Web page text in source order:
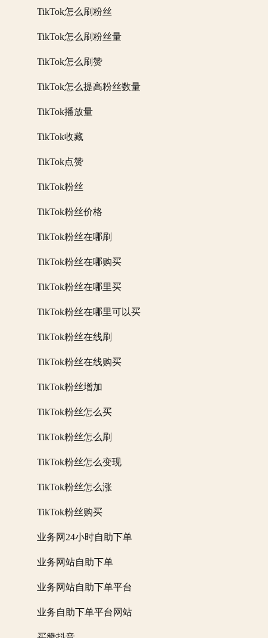
TikTok怎么刷粉丝
TikTok怎么刷粉丝量
TikTok怎么刷赞
TikTok怎么提高粉丝数量
TikTok播放量
TikTok收藏
TikTok点赞
TikTok粉丝
TikTok粉丝价格
TikTok粉丝在哪刷
TikTok粉丝在哪购买
TikTok粉丝在哪里买
TikTok粉丝在哪里可以买
TikTok粉丝在线刷
TikTok粉丝在线购买
TikTok粉丝增加
TikTok粉丝怎么买
TikTok粉丝怎么刷
TikTok粉丝怎么变现
TikTok粉丝怎么涨
TikTok粉丝购买
业务网24小时自助下单
业务网站自助下单
业务网站自助下单平台
业务自助下单平台网站